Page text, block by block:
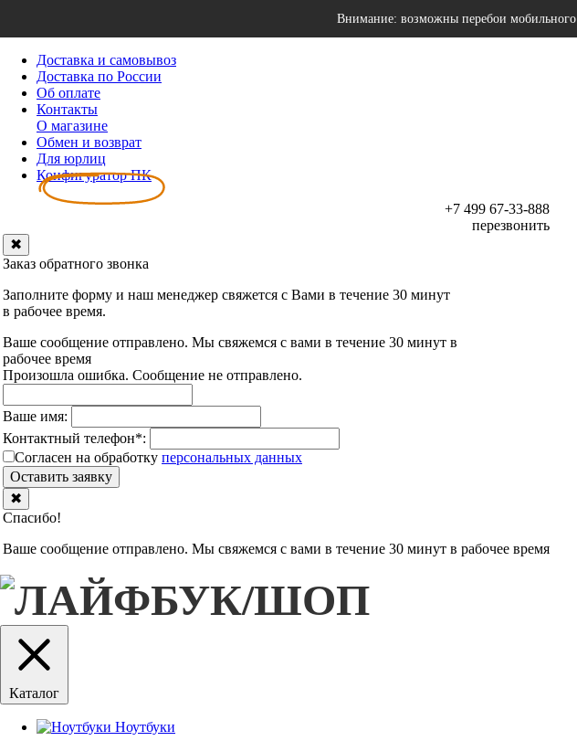
Внимание: возможны перебои мобильного
Доставка и самовывоз
Доставка по России
Об оплате
Контакты
О магазине
Обмен и возврат
Для юрлиц
Конфигуратор ПК
+7 499 67-33-888
перезвонить
✖
Заказ обратного звонка
Заполните форму и наш менеджер свяжется с Вами в течение 30 минут
в рабочее время.
Ваше сообщение отправлено. Мы свяжемся с вами в течение 30 минут в
рабочее время
Произошла ошибка. Сообщение не отправлено.
Ваше имя:
Контактный телефон*:
Согласен на обработку персональныx данных
Оставить заявку
✖
Спасибо!
Ваше сообщение отправлено. Мы свяжемся с вами в течение 30 минут в рабочее время
Каталог
Ноутбуки